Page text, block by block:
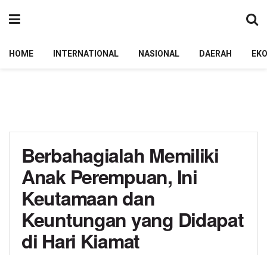
HOME INTERNATIONAL NASIONAL DAERAH
Berbahagialah Memiliki
Anak Perempuan, Ini
Keutamaan dan
Keuntungan yang Didapat
di Hari Kiamat